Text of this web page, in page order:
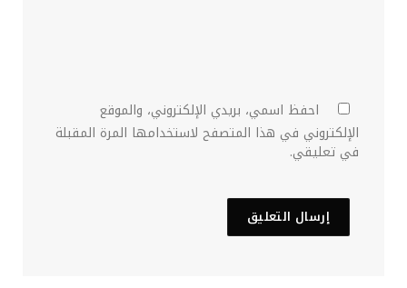
احفظ اسمي، بريدي الإلكتروني، والموقع
الإلكتروني في هذا المتصفح لاستخدامها المرة المقبلة
في تعليقي.